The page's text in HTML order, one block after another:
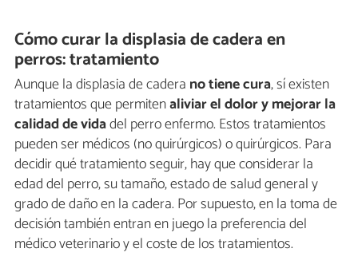
Cómo curar la displasia de cadera en
perros: tratamiento
Aunque la displasia de cadera no tiene cura, sí existen
tratamientos que permitenaliviar el dolor y mejorar la
calidad de vidadel perro enfermo. Estos tratamientos
pueden ser médicos (no quirúrgicos) o quirúrgicos. Para
decidir qué tratamiento seguir, hay que considerar la
edad del perro, su tamaño, estado de salud general y
grado de daño en la cadera. Por supuesto, en la toma de
decisión también entran en juego la preferencia del
médico veterinario y el coste de los tratamientos.